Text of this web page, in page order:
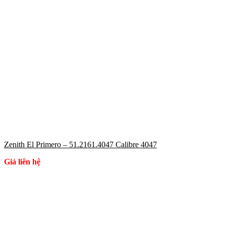
Zenith El Primero – 51.2161.4047 Calibre 4047
Giá liên hệ